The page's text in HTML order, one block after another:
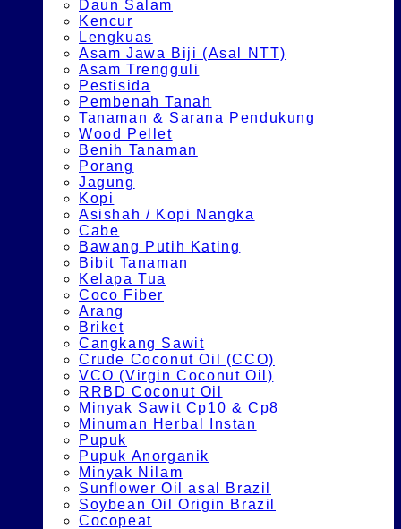
Daun Salam
Kencur
Lengkuas
Asam Jawa Biji (Asal NTT)
Asam Trengguli
Pestisida
Pembenah Tanah
Tanaman & Sarana Pendukung
Wood Pellet
Benih Tanaman
Porang
Jagung
Kopi
Asishah / Kopi Nangka
Cabe
Bawang Putih Kating
Bibit Tanaman
Kelapa Tua
Coco Fiber
Arang
Briket
Cangkang Sawit
Crude Coconut Oil (CCO)
VCO (Virgin Coconut Oil)
RRBD Coconut Oil
Minyak Sawit Cp10 & Cp8
Minuman Herbal Instan
Pupuk
Pupuk Anorganik
Minyak Nilam
Sunflower Oil asal Brazil
Soybean Oil Origin Brazil
Cocopeat